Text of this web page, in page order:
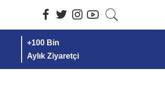
+100 Bin
Aylık Ziyaretçi